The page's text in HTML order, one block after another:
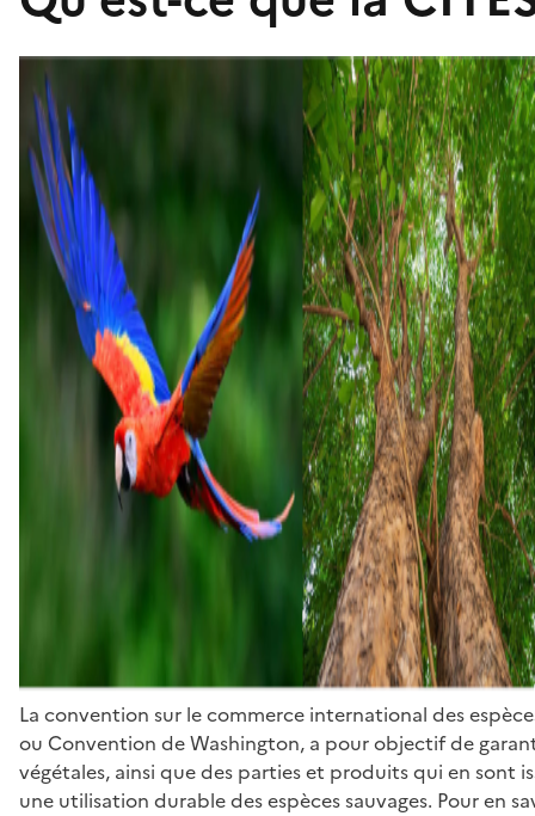
La convention sur le commerce international des
ou Convention de Washington, a pour objectif de
végétales, ainsi que des parties et produits qui en sont
une utilisation durable des espèces sauvages. Pour en